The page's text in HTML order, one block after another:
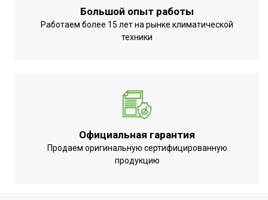
Ширина товара
0.46 м
Да (ножки с колесами
+ набор для настенной
Механическое
1,0 °С
Регулировка температуры Да (механический
Большой опыт работы
Работаем более 15 лет на рынке климатической
техники
Официальная гарантия
Продаем оригинальную сертифицированную
продукцию